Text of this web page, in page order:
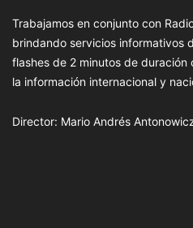
Trabajamos en conjunto con
brindando servicios informativos
flashes de 2 minutos de
la información internacional y
Director: Mario Andrés